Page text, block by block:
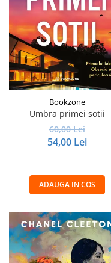
Bookzone
Umbra primei sotii
60,00 Lei
54,00 Lei
ADAUGA IN COS